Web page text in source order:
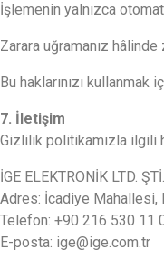
İşlemenin yalnızca
Zarara uğramanız
Bu haklarınızı
7. İletişim
Gizlilik politikamızla ilgili
İGE ELEKTRONİK LTD. ŞTİ.
Adres: İcadiye Mahallesi,
Telefon: +90 216 530 11
E-posta: ige@ige.com.tr